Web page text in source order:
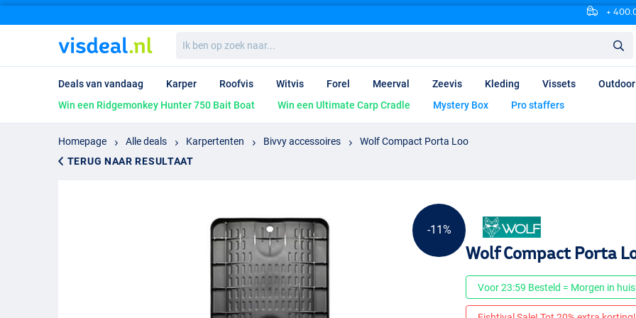
+
ben
op
naar...
Deals van vandaag Karper Roofvis Witvis Forel Meerval Zeevis Kleding Vissets Outdoor
Win een Ridgemonkey Hunter 750 Bait Boat
Win een Ultimate Carp Cradle Mystery Box Pro staffers
Homepage Alle deals Karpertenten Bivvy accessoires
Wolf Compact Porta Loo
TERUG NAAR RESULTAAT
-11%
Wolf Compact Porta
Voor 23:59 Besteld = Morgen in